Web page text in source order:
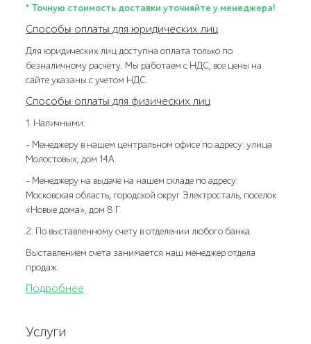
* Точную стоимость доставки уточняйте у менеджера!
Способы оплаты для юридических лиц
Для юридических лиц доступна оплата только по
безналичному расчёту. Мы работаем с НДС, все цены на
сайте указаны с учетом НДС.
Способы оплаты для физических лиц
1. Наличными:
- Менеджеру в нашем центральном офисе по адресу: улица
Молостовых, дом 14А.
- Менеджеру на выдаче на нашем складе по адресу:
Московская область, городской округ Электросталь, поселок
«Новые дома», дом 8 Г.
2. По выставленному счету в отделении любого банка.
Выставлением счета занимается наш менеджер отдела
продаж.
Подробнее
Услуги